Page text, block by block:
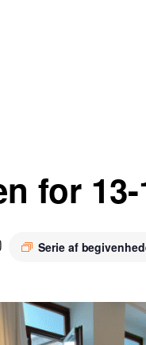
for 13-
Serie af